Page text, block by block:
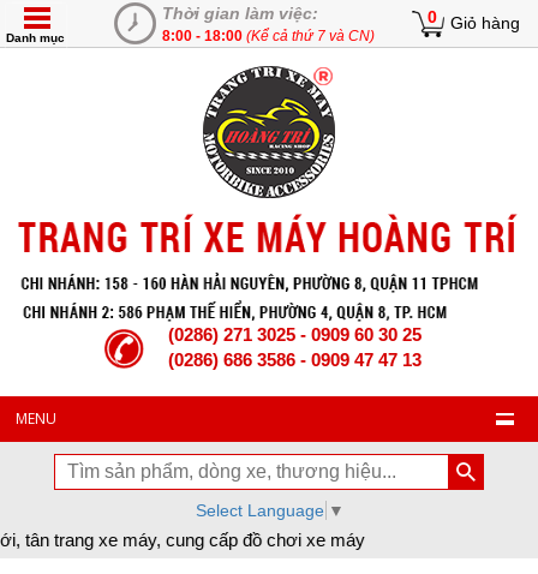
Thời gian làm việc:
8:00 - 18:00 (Kể cả thứ 7 và CN)
0 Giỏ hàng
Danh mục
(0286) 271 3025 - 0909 60 30 25
(0286) 686 3586 - 0909 47 47 13
MENU
Select Language ▼
chơi xe máy